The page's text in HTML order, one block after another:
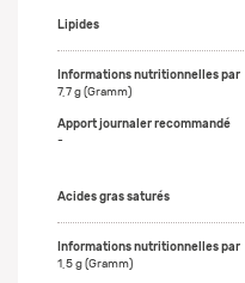
Lipides
7,7 g (Gramm)
-
Acides gras saturés
1,5 g (Gramm)